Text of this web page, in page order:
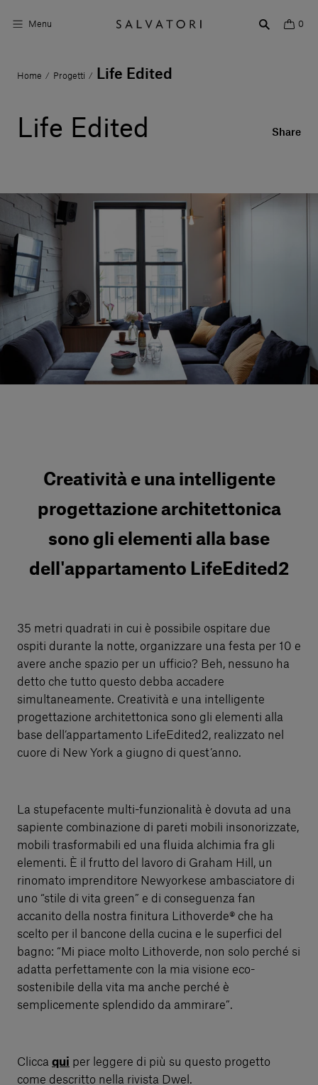
Menu 0
Superfici
Shop the Look
Storie di Design
Chi siamo
Vieni a trovarci
Servizi al cliente
Accedi
Home / Progetti / Life Edited
Life Edited Share
Creatività e una intelligente
progettazione architettonica
sono gli elementi alla base
dell'appartamento LifeEdited2
35 metri quadrati in cui è possibile ospitare due
ospiti durante la notte, organizzare una festa per 10 e
avere anche spazio per un ufficio? Beh, nessuno ha
detto che tutto questo debba accadere
simultaneamente. Creatività e una intelligente
progettazione architettonica sono gli elementi alla
base dell’appartamento LifeEdited2, realizzato nel
cuore di New York a giugno di quest’anno.
La stupefacente multi-funzionalità è dovuta ad una
sapiente combinazione di pareti mobili insonorizzate,
mobili trasformabili ed una fluida alchimia fra gli
elementi. È il frutto del lavoro di Graham Hill, un
rinomato imprenditore Newyorkese ambasciatore di
uno “stile di vita green” e di conseguenza fan
accanito della nostra finitura Lithoverde® che ha
scelto per il bancone della cucina e le superfici del
bagno: “Mi piace molto Lithoverde, non solo perché si
adatta perfettamente con la mia visione eco-
sostenibile della vita ma anche perché è
semplicemente splendido da ammirare”.
Clicca qui per leggere di più su questo progetto
come descritto nella rivista Dwel.